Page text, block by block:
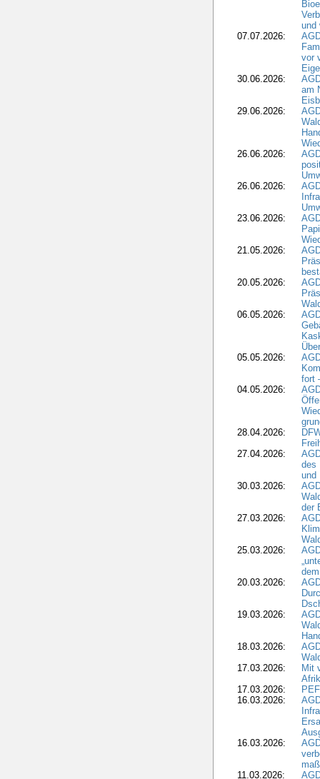
und
07.07.2026:
vor
30.06.2026:
am
29.06.2026:
26.06.2026:
26.06.2026:
23.06.2026:
21.05.2026:
20.05.2026:
06.05.2026:
05.05.2026:
fort
04.05.2026:
28.04.2026:
27.04.2026:
des
und
30.03.2026:
der
27.03.2026:
25.03.2026:
20.03.2026:
19.03.2026:
18.03.2026:
17.03.2026:
Mit
17.03.2026:
16.03.2026:
16.03.2026:
11.03.2026: